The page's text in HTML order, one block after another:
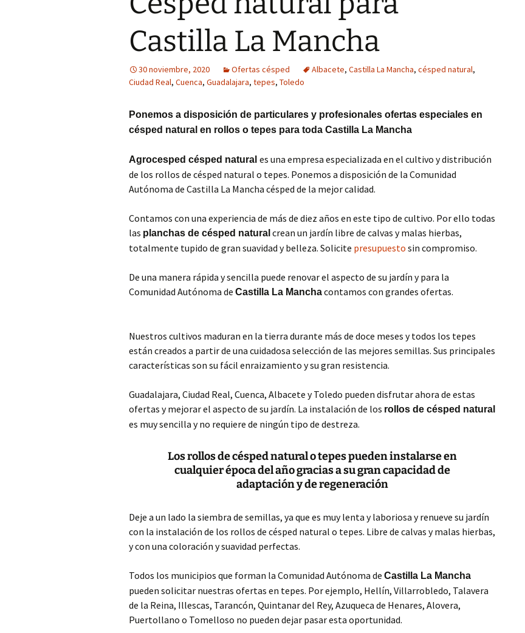
Castilla La Mancha
30 noviembre, 2020 Ofertas césped Albacete, Castilla La Mancha, césped natural,
Ciudad Real, Cuenca, Guadalajara, tepes, Toledo
Ponemos a disposición de particulares y profesionales ofertas especiales en
césped natural en rollos o tepes para toda Castilla La Mancha
Agrocesped césped natural es una empresa especializada en el cultivo y distribución
de los rollos de césped natural o tepes. Ponemos a disposición de la Comunidad
Autónoma de Castilla La Mancha césped de la mejor calidad.
Contamos con una experiencia de más de diez años en este tipo de cultivo. Por ello todas
las planchas de césped natural crean un jardín libre de calvas y malas hierbas,
totalmente tupido de gran suavidad y belleza. Solicite presupuesto sin compromiso.
De una manera rápida y sencilla puede renovar el aspecto de su jardín y para la
Comunidad Autónoma de Castilla La Manchacontamos con grandes ofertas.
Nuestros cultivos maduran en la tierra durante más de doce meses y todos los tepes
están creados a partir de una cuidadosa selección de las mejores semillas. Sus principales
características son su fácil enraizamiento y su gran resistencia.
Guadalajara, Ciudad Real, Cuenca, Albacete y Toledo pueden disfrutar ahora de estas
ofertas y mejorar el aspecto de su jardín. La instalación de los rollos de césped natural
es muy sencilla y no requiere de ningún tipo de destreza.
Los rollos de césped natural o tepes pueden instalarse en
cualquier época del año gracias a su gran capacidad de
adaptación y de regeneración
Deje a un lado la siembra de semillas, ya que es muy lenta y laboriosa y renueve su jardín
con la instalación de los rollos de césped natural o tepes. Libre de calvas y malas hierbas,
y con una coloración y suavidad perfectas.
Todos los municipios que forman la Comunidad Autónoma de Castilla La Mancha
pueden solicitar nuestras ofertas en tepes. Por ejemplo, Hellín, Villarrobledo, Talavera
de la Reina, Illescas, Tarancón, Quintanar del Rey, Azuqueca de Henares, Alovera,
Puertollano o Tomelloso no pueden dejar pasar esta oportunidad.